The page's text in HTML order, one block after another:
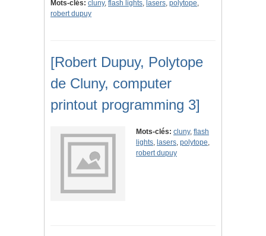
Mots-clés: cluny, flash lights, lasers, polytope,
robert dupuy
[Robert Dupuy, Polytope
de Cluny, computer
printout programming 3]
Mots-clés: cluny, flash
lights, lasers, polytope,
robert dupuy